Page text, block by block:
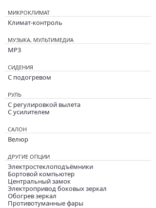
МИКРОКЛИМАТ
Климат-контроль
МУЗЫКА, МУЛЬТИМЕДИА
MP3
СИДЕНИЯ
С подогревом
РУЛЬ
С регулировкой вылета
С усилителем
САЛОН
Велюр
ДРУГИЕ ОПЦИИ
Электростеклоподъёмники
Бортовой компьютер
Центральный замок
Электропривод боковых зеркал
Обогрев зеркал
Противотуманные фары